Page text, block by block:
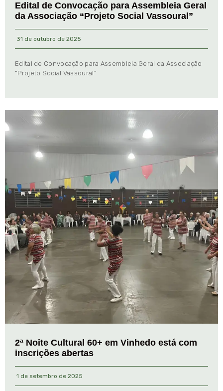
Edital de Convocação para Assembleia Geral
da Associação “Projeto Social Vassoural”
31 de outubro de 2025
Edital de Convocação para Assembleia Geral da Associação
“Projeto Social Vassoural”
2ª Noite Cultural 60+ em Vinhedo está com
inscrições abertas
1 de setembro de 2025